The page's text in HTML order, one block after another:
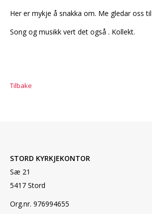
Her er mykje å snakka om. Me gledar oss
Song og musikk vert det også . Kollekt.
Tilbake
STORD KYRKJEKONTOR
Sæ 21
5417 Stord
Org.nr. 976994655